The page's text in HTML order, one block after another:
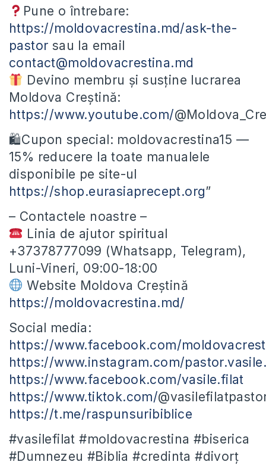
Pune o întrebare:
https://moldovacrestina.md/ask-the-
pastor sau la email
contact@moldovacrestina.md
Devino membru și susține lucrarea
Moldova Creștină:
https://www.youtube.com/
🛍Cupon special: moldovacrestina15 —
15% reducere la toate manualele
disponibile pe site-ul
https://shop.eurasiaprecept.org”
– Contactele noastre –
Linia de ajutor spiritual
+37378777099 (Whatsapp, Telegram),
Luni-Vineri, 09:00-18:00
Website Moldova Creștină
https://moldovacrestina.md/
Social media:
https://www.facebook.com/
https://www.instagram.com/
https://www.facebook.com/vasile.filat
https://www.tiktok.com/
https://t.me/raspunsuribiblice
#vasilefilat #moldovacrestina #biserica
#Dumnezeu #Biblia #credinta #divorț